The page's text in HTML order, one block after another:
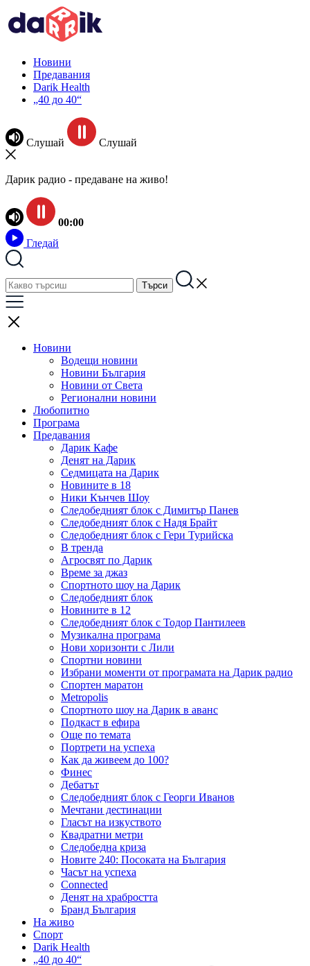
Новини
Предавания
Darik Health
„40 до 40“
Слушай Слушай
Дарик радио - предаване на живо!
00:00
Гледай
Новини
Водещи новини
Новини България
Новини от Света
Регионални новини
Любопитно
Програма
Предавания
Дарик Кафе
Денят на Дарик
Седмицата на Дарик
Новините в 18
Ники Кънчев Шоу
Следобедният блок с Димитър Панев
Следобедният блок с Надя Брайт
Следобедният блок с Гери Турийска
В тренда
Агросвят по Дарик
Време за джаз
Спортното шоу на Дарик
Следобедният блок
Новините в 12
Следобедният блок с Тодор Пантилеев
Музикална програма
Нови хоризонти с Лили
Спортни новини
Избрани моменти от програмата на Дарик радио
Спортен маратон
Metropolis
Спортното шоу на Дарик в аванс
Подкаст в ефира
Още по темата
Портрети на успеха
Как да живеем до 100?
Финес
Дебатът
Следобедният блок с Георги Иванов
Мечтани дестинации
Гласът на изкуството
Квадратни метри
Следобедна криза
Новите 240: Посоката на България
Часът на успеха
Connected
Денят на храбростта
Бранд България
На живо
Спорт
Darik Health
„40 до 40“